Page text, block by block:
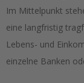
Im Mittelpunkt
eine langfristig
Lebens- und
einzelne Banken